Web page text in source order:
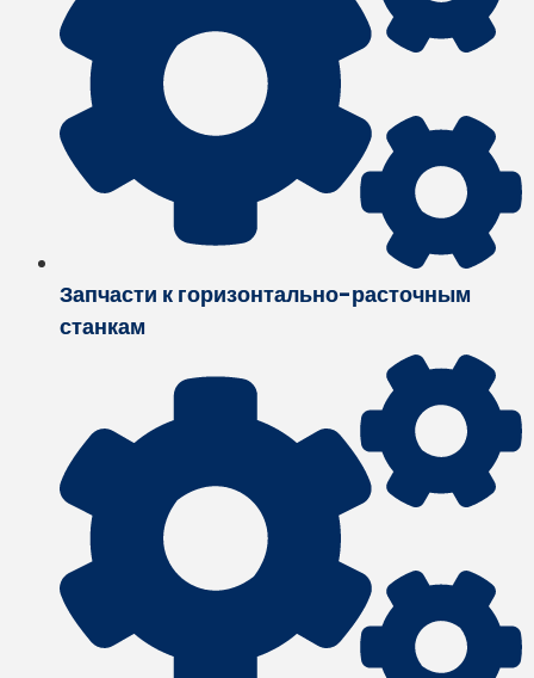
Запчасти к горизонтально-расточным
станкам